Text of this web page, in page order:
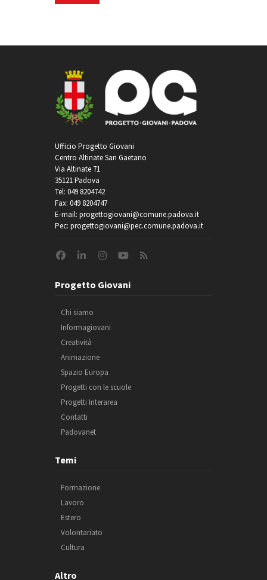
Ufficio Progetto Giovani
Centro Altinate San Gaetano
Via Altinate 71
35121 Padova
Tel: 049 8204742
Fax: 049 8204747
E-mail: progettogiovani@comune.padova.it
Pec: progettogiovani@pec.comune.padova.it
Progetto Giovani
Chi siamo
Informagiovani
Creatività
Animazione
Spazio Europa
Progetti con le scuole
Progetti Interarea
Contatti
Padovanet
Temi
Formazione
Lavoro
Estero
Volontariato
Cultura
Altro